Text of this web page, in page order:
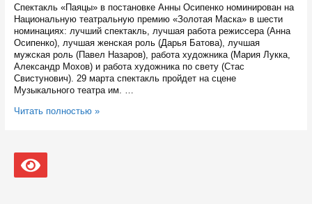
Спектакль «Паяцы» в постановке Анны Осипенко номинирован на
Национальную театральную премию «Золотая Маска» в шести
номинациях: лучший спектакль, лучшая работа режиссера (Анна
Осипенко), лучшая женская роль (Дарья Батова), лучшая
мужская роль (Павел Назаров), работа художника (Мария Лукка,
Александр Мохов) и работа художника по свету (Стас
Свистунович). 29 марта спектакль пройдет на сцене
Музыкального театра им. …
Оперу
покажут
на
Читать полностью »